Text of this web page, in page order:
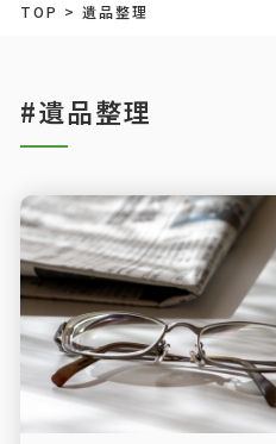
TOP > 遺品整理
#遺品整理